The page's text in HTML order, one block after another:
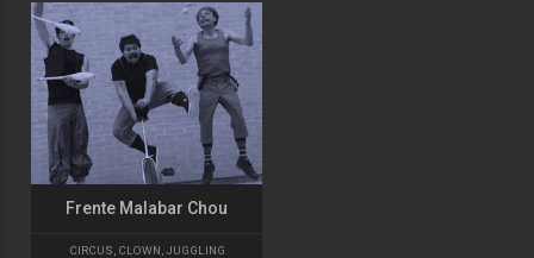
Frente Malabar Chou
CIRCUS CLOWN JUGGLING